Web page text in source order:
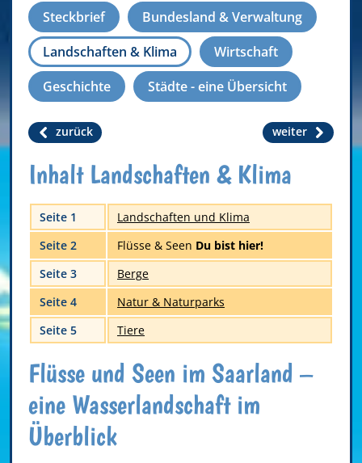
Steckbrief
Bundesland & Verwaltung
Landschaften & Klima
Wirtschaft
Geschichte
Städte - eine Übersicht
zurück weiter
Inhalt Landschaften & Klima
Seite 1
Landschaften und Klima
Seite 2
Flüsse & Seen Du bist hier!
Seite 3
Berge
Seite 4
Natur & Naturparks
Seite 5
Tiere
Flüsse und Seen im Saarland –
eine Wasserlandschaft im
Überblick